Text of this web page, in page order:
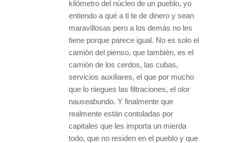
kilómetro del núcleo de un pueblo, yo
entiendo a qué a ti te de dinero y sean
maravillosas pero a los demás no les
tiene porque parece igual. No es solo el
camión del pienso, que también, es el
camión de los cerdos, las cubas,
servicios auxiliares, el que por mucho
que lo niegues las filtraciones, el olor
nauseabundo. Y finalmente que
realmente están contoladas por
capitales que les importa un mierda
todo, que no residen en el pueblo y que